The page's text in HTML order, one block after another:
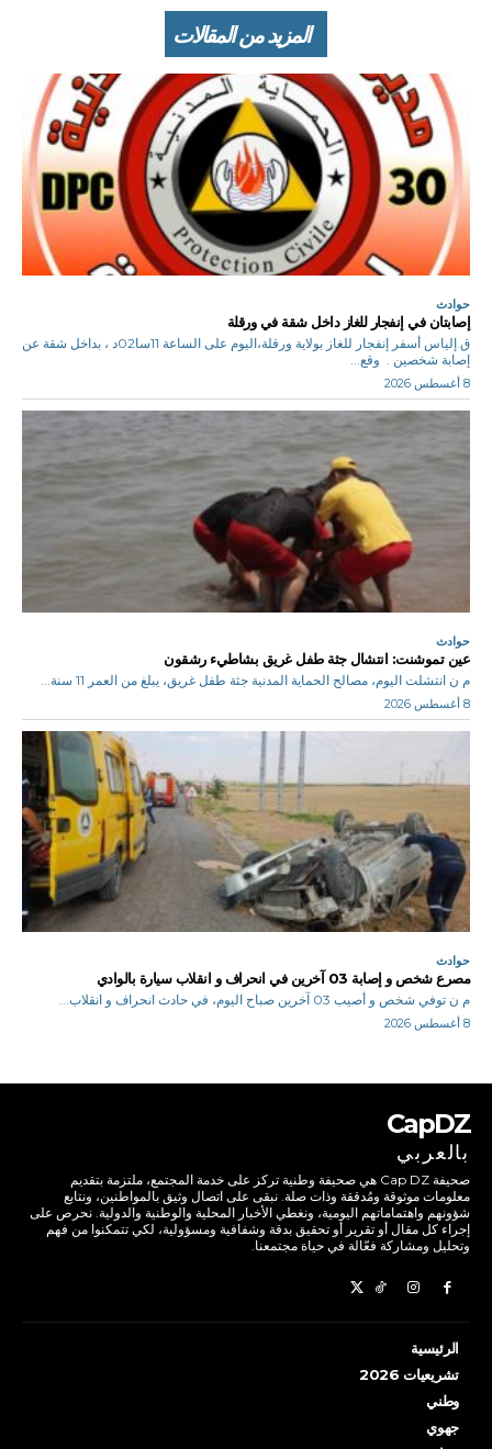
المزيد من المقالات
حوادث
إصابتان في إنفجار للغاز داخل شقة في ورقلة
ق.إلياس أسفر إنفجار للغاز بولاية ورقلة،اليوم على الساعة 11سا02د ، بداخل شقة عن
إصابة شخصين . وقع...
8 أغسطس 2026
حوادث
عين تموشنت: انتشال جثة طفل غريق بشاطيء رشقون
م ن انتشلت اليوم، مصالح الحماية المدنية جثة طفل غريق، يبلغ من العمر 11 سنة...
8 أغسطس 2026
حوادث
مصرع شخص و إصابة 03 آخرين في انحراف و انقلاب سيارة بالوادي
م ن توفي شخص و أصيب 03 آخرين صباح اليوم، في حادث انحراف و انقلاب...
8 أغسطس 2026
CapDZ
بالعربي
صحيفة Cap DZ هي صحيفة وطنية تركز على خدمة المجتمع، ملتزمة بتقديم
معلومات موثوقة ومُدققة وذات صلة. نبقى على اتصال وثيق بالمواطنين، ونتابع
شؤونهم واهتماماتهم اليومية، ونغطي الأخبار المحلية والوطنية والدولية. نحرص على
إجراء كل مقال أو تقرير أو تحقيق بدقة وشفافية ومسؤولية، لكي تتمكنوا من فهم
وتحليل ومشاركة فعّالة في حياة مجتمعنا.
الرئيسية
تشريعيات 2026
وطني
جهوي